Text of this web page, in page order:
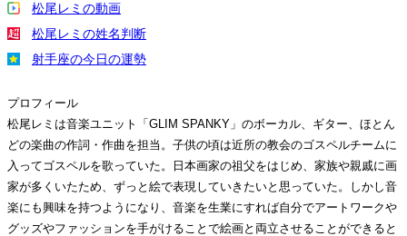
松尾レミの動画
松尾レミの姓名判断
射手座の今日の運勢
プロフィール
松尾レミは音楽ユニット「GLIM SPANKY」のボーカル、ギター、ほとん
どの楽曲の作詞・作曲を担当。子供の頃は近所の教会のゴスペルチームに
入ってゴスペルを歌っていた。日本画家の祖父をはじめ、家族や親戚に画
家が多くいたため、ずっと絵で表現していきたいと思っていた。しかし音
楽にも興味を持つようになり、音楽を生業にすれば自分でアートワークや
グッズやファッションを手がけることで絵画と両立させることができると